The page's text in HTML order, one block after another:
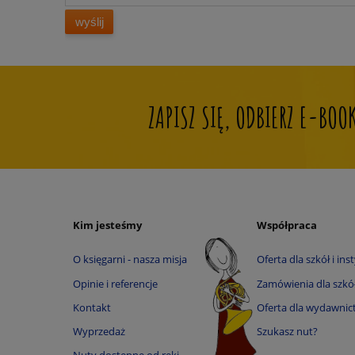
wyślij
ZAPISZ SIĘ, ODBIERZ E-
Kim jesteśmy
O księgarni - nasza misja
Opinie i referencje
Kontakt
Wyprzedaż
Współpraca
Oferta dla szkół i
Zamówienia dla
Oferta dla
Szukasz nut?